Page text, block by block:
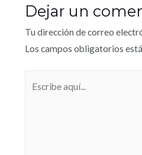
Dejar un
Tu dirección de correo
Los campos obligatorios